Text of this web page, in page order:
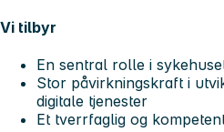
Vi tilbyr
En sentral rolle i
Stor påvirkningskraft i
digitale tjenester
Et tverrfaglig og